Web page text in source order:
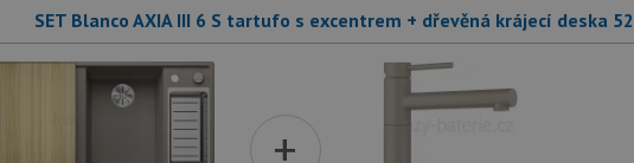
SET Blanco AXIA III 6 S tartufo s excentrem + dřevěná krájecí deska
+